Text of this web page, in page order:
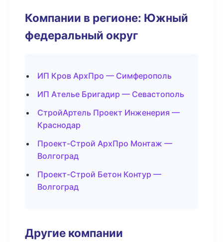
Компании в регионе: Южный
федеральный округ
ИП Кров АрхПро — Симферополь
ИП Ателье Бригадир — Севастополь
СтройАртель Проект Инженерия —
Краснодар
Проект-Строй АрхПро Монтаж —
Волгоград
Проект-Строй Бетон Контур —
Волгоград
Другие компании